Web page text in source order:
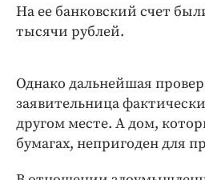
Медиаперсона
Интересное чтиво
Бренд года
Работодатель года
На ее банковский счет
тысячи рублей.
Однако дальнейшая
заявительница
другом месте. А дом,
бумагах, непригоден для